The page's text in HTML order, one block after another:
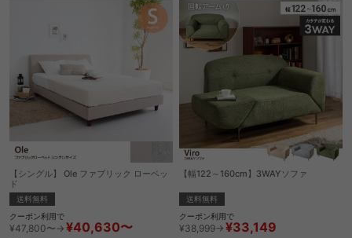
【シングル】 Ole ファブリック ローベッ
ド
送料無料
クーポン利用で
¥47,800〜→ ¥40,630〜
【幅122～160cm】3WAYソファ
送料無料
クーポン利用で
¥38,999→ ¥33,149